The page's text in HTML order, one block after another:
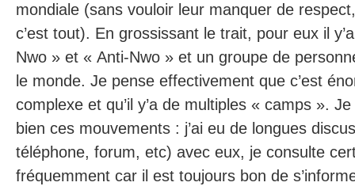
mondiale (sans vouloir leur manquer de
c’est tout). En grossissant le trait, pour eux il
Nwo » et « Anti-Nwo » et un groupe de
le monde. Je pense effectivement que c’est
complexe et qu’il y’a de multiples « camps ».
bien ces mouvements : j’ai eu de longues
téléphone, forum, etc) avec eux, je consulte
fréquemment car il est toujours bon de